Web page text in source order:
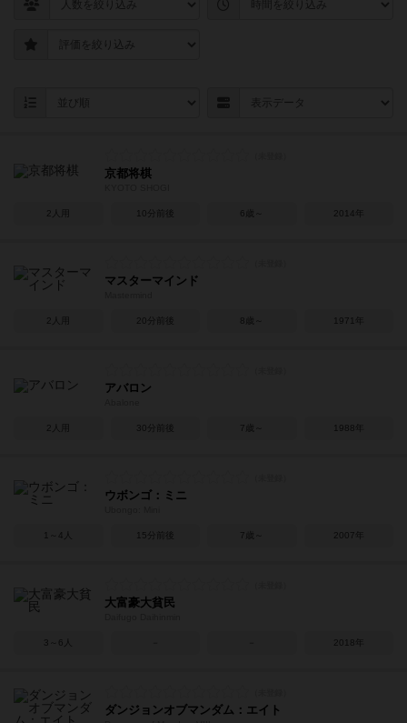
京都将棋
2人用 10分前後 6歳～ 2014年
マスターマインド
2人用 20分前後 8歳～ 1971年
アバロン
2人用 30分前後 7歳～ 1988年
ウボンゴ：ミニ
1～4人 15分前後 7歳～ 2007年
大富豪大貧民
3～6人 2018年
ダンジョンオブマンダム：エイト